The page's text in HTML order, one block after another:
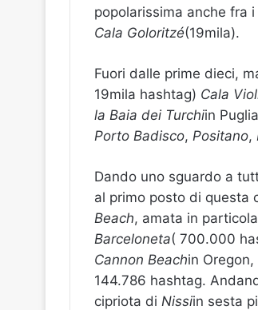
popolarissima anche fra
Cala Goloritzé(19mila).
Fuori dalle prime dieci,
19mila hashtag) Cala
la Baia dei Turchiin
Porto Badisco, Positano,
Dando uno sguardo a
al primo posto di questa
Beach, amata in
Barceloneta( 700.000
Cannon Beachin
144.786 hashtag.
cipriota di Nissiin sesta